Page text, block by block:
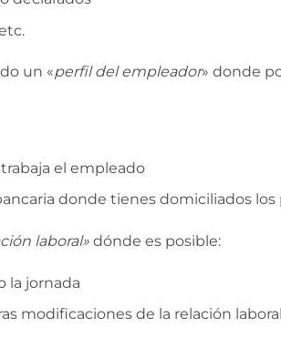
un «perfil del empleador» donde
el empleado
donde tienes domiciliados los
laboral» dónde es posible:
la jornada
modificaciones de la relación laboral